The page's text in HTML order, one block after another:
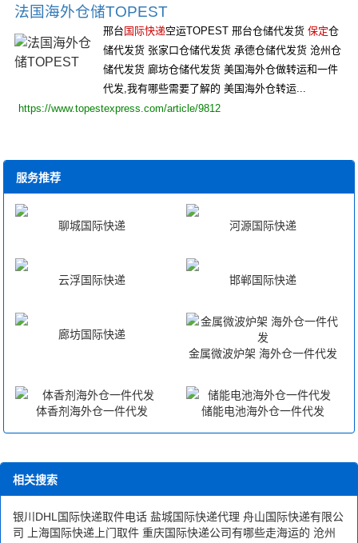
法国海外仓储TOPEST
邢台 国际快递空运TOPEST 邢台仓储代发货 保定仓
储代发货 张家口仓储代发货 承德仓储代发货 沧州仓
储代发货 廊坊仓储代发货 美国海外仓做转运和一件
代发,我有哪些需要了解的 美国海外仓转运...
https://www.topestexpress.com/article/9812
服务推荐
聊城国际快递 河源国际快递
云浮国际快递 邯郸国际快递
廊坊国际快递
金属微波炉架 海外仓一件代发
体香剂海外仓一件代发 储能电池海外仓一件代发
相关搜索
银川DHL国际快递取件电话 盐城国际快递代理 舟山国际快递有限公
司
上海国际快递上门取件 重庆国际快递公司有哪些走海运的 沧州